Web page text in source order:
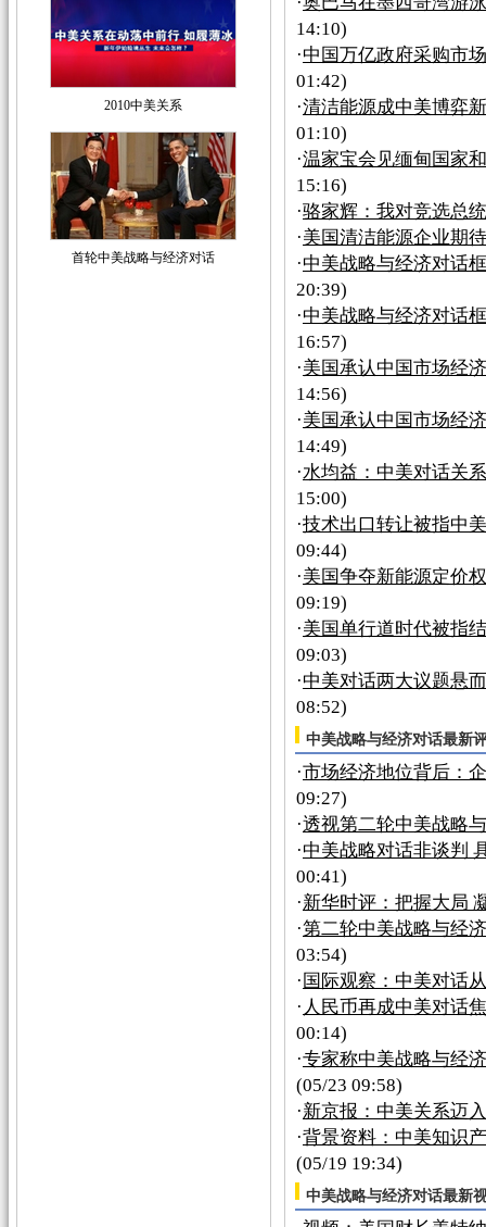
2010中美关系
首轮中美战略与经济对话
14:10)
·中国万亿政府采购市
01:42)
·清洁能源成中美博弈
01:10)
·温家宝会见缅甸国家
15:16)
·骆家辉：我对竞选总
·美国清洁能源企业期
·中美战略与经济对话
20:39)
·中美战略与经济对话
16:57)
·美国承认中国市场经
14:56)
·美国承认中国市场经
14:49)
·水均益：中美对话关
15:00)
·技术出口转让被指中
09:44)
·美国争夺新能源定价
09:19)
·美国单行道时代被指
09:03)
·中美对话两大议题悬
08:52)
中美战略与经济对话最新
·市场经济地位背后：
09:27)
·透视第二轮中美战略
·中美战略对话非谈判
00:41)
·新华时评：把握大局
·第二轮中美战略与经
03:54)
· 国际观察：中美对话
· 人民币再成中美对话
00:14)
·专家称中美战略与经
(05/23 09:58)
·新京报：中美关系迈
·背景资料：中美知识
(05/19 19:34)
中美战略与经济对话最新